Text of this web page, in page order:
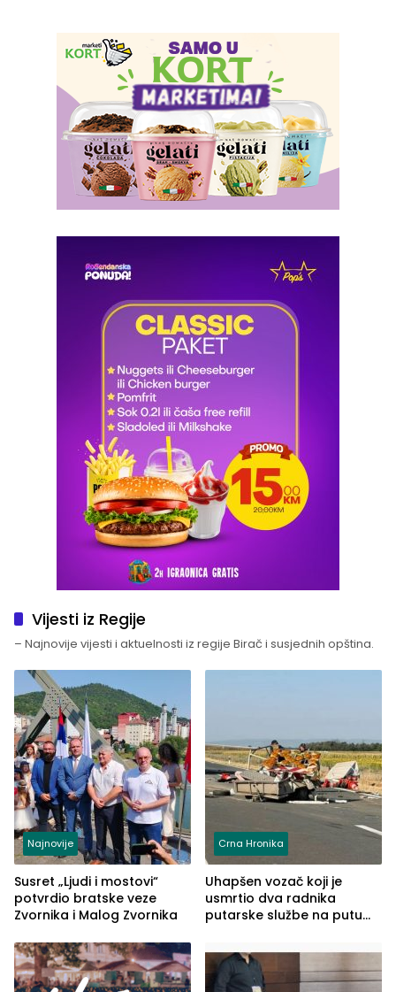
Vijesti iz Regije
– Najnovije vijesti i aktuelnosti iz regije Birač i susjednih opština.
Najnovije
Susret „Ljudi i mostovi“
potvrdio bratske veze
Zvornika i Malog Zvornika
Crna Hronika
Uhapšen vozač koji je
usmrtio dva radnika
putarske službe na putu
(FOTO)